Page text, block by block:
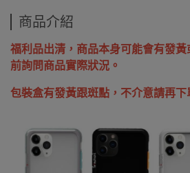
商品介紹
福利品出清，商品本身可能會有發
前詢問商品實際狀況。
包裝盒有發黃跟斑點，不介意請再下